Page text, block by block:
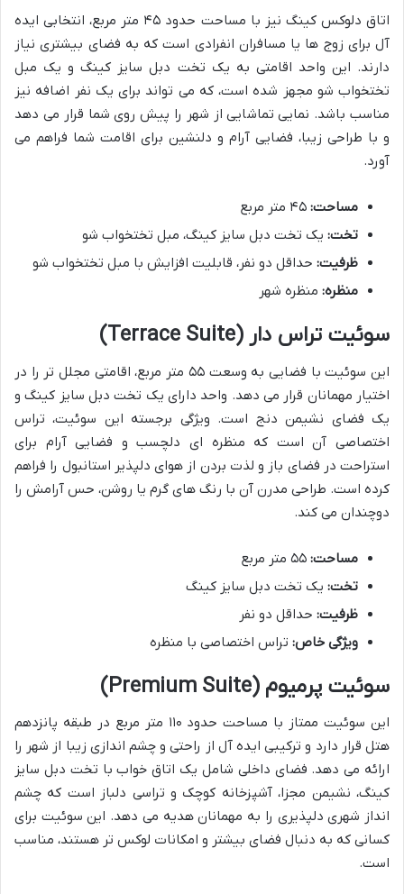
اتاق دلوکس کینگ نیز با مساحت حدود ۴۵ متر مربع، انتخابی ایده
آل برای زوج ها یا مسافران انفرادی است که به فضای بیشتری نیاز
دارند. این واحد اقامتی به یک تخت دبل سایز کینگ و یک مبل
تختخواب شو مجهز شده است، که می تواند برای یک نفر اضافه نیز
مناسب باشد. نمایی تماشایی از شهر را پیش روی شما قرار می دهد
و با طراحی زیبا، فضایی آرام و دلنشین برای اقامت شما فراهم می
آورد.
مساحت:
تخت: یک تخت دبل سایز کینگ، مبل تختخواب شو
ظرفیت: حداقل دو نفر، قابلیت افزایش با مبل تختخواب شو
منظره: منظره شهر
سوئیت تراس دار (Terrace Suite)
این سوئیت با فضایی به وسعت ۵۵ متر مربع، اقامتی مجلل تر را در
اختیار مهمانان قرار می دهد. واحد دارای یک تخت دبل سایز کینگ و
یک فضای نشیمن دنج است. ویژگی برجسته این سوئیت، تراس
اختصاصی آن است که منظره ای دلچسب و فضایی آرام برای
استراحت در فضای باز و لذت بردن از هوای دلپذیر استانبول را فراهم
کرده است. طراحی مدرن آن با رنگ های گرم یا روشن، حس آرامش را
دوچندان می کند.
مساحت:
تخت: یک تخت دبل سایز کینگ
ظرفیت: حداقل دو نفر
ویژگی خاص: تراس اختصاصی با منظره
سوئیت پرمیوم (Premium Suite)
این سوئیت ممتاز با مساحت حدود ۱۱۰ متر مربع در طبقه پانزدهم
هتل قرار دارد و ترکیبی ایده آل از راحتی و چشم اندازی زیبا از شهر را
ارائه می دهد. فضای داخلی شامل یک اتاق خواب با تخت دبل سایز
کینگ، نشیمن مجزا، آشپزخانه کوچک و تراسی دلباز است که چشم
انداز شهری دلپذیری را به مهمانان هدیه می دهد. این سوئیت برای
کسانی که به دنبال فضای بیشتر و امکانات لوکس تر هستند، مناسب
است.